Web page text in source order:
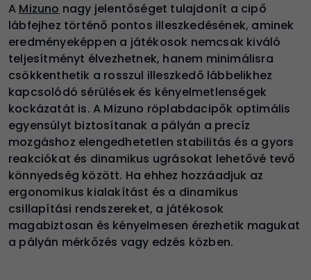
A Mizuno nagy jelentőséget tulajdonít a cipő
lábfejhez történő pontos illeszkedésének, aminek
eredményeképpen a játékosok nemcsak kiváló
teljesítményt élvezhetnek, hanem minimálisra
csökkenthetik a rosszul illeszkedő lábbelikhez
kapcsolódó sérülések és kényelmetlenségek
kockázatát is. A Mizuno röplabdacipők optimális
egyensúlyt biztosítanak a pályán a precíz
mozgáshoz elengedhetetlen stabilitás és a gyors
reakciókat és dinamikus ugrásokat lehetővé tevő
könnyedség között. Ha ehhez hozzáadjuk az
ergonomikus kialakítást és a dinamikus
csillapítási rendszereket, a játékosok
magabiztosan és kényelmesen érezhetik magukat
a pályán mérkőzés vagy edzés közben.